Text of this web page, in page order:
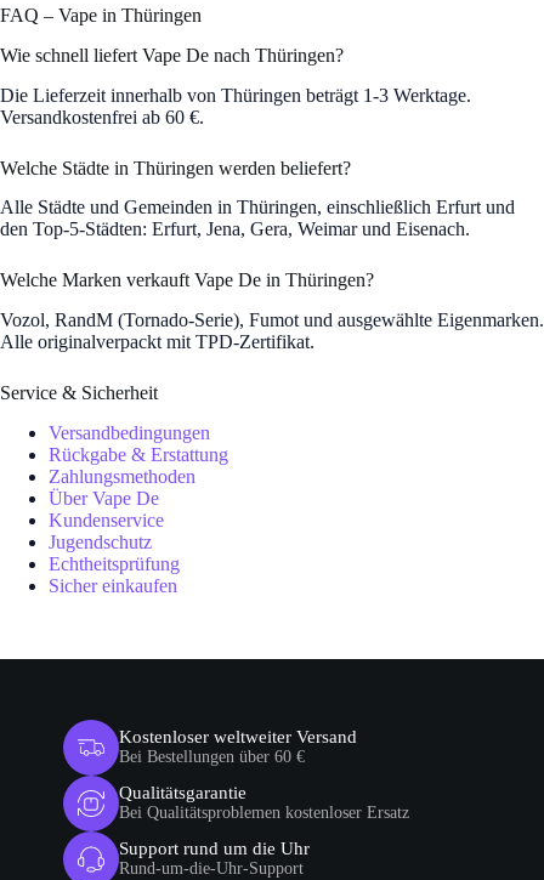
FAQ – Vape in Thüringen
Wie schnell liefert Vape De nach Thüringen?
Die Lieferzeit innerhalb von Thüringen beträgt 1-3 Werktage.
Versandkostenfrei ab 60 €.
Welche Städte in Thüringen werden beliefert?
Alle Städte und Gemeinden in Thüringen, einschließlich Erfurt und
den Top-5-Städten: Erfurt, Jena, Gera, Weimar und Eisenach.
Welche Marken verkauft Vape De in Thüringen?
Vozol, RandM (Tornado-Serie), Fumot und ausgewählte Eigenmarken.
Alle originalverpackt mit TPD-Zertifikat.
Service & Sicherheit
Versandbedingungen
Rückgabe & Erstattung
Zahlungsmethoden
Über Vape De
Kundenservice
Jugendschutz
Echtheitsprüfung
Sicher einkaufen
Kostenloser weltweiter Versand
Bei Bestellungen über 60 €
Qualitätsgarantie
Bei Qualitätsproblemen kostenloser Ersatz
Support rund um die Uhr
Rund-um-die-Uhr-Support